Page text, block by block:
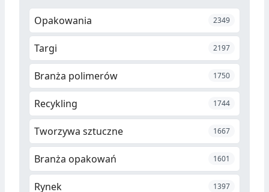
Opakowania 2349
Targi 2197
Branża polimerów 1750
Recykling 1744
Tworzywa sztuczne 1667
Branża opakowań 1601
Rynek 1397